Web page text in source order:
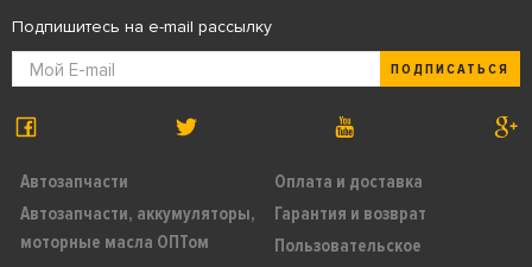
Автозапчасти
Автозапчасти, аккумуляторы,
моторные масла ОПТом
Оплата и доставка
Гарантия и возврат
Пользовательское
Подпишитесь на e-mail рассылку
ПОДПИСАТЬСЯ